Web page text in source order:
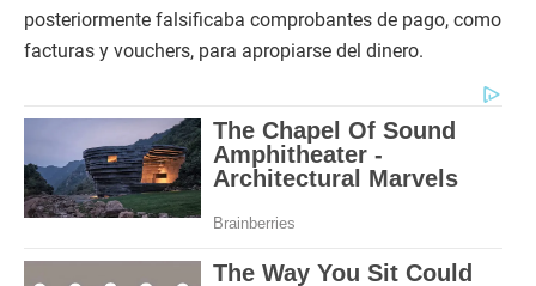
posteriormente falsificaba comprobantes de pago, como
facturas y vouchers, para apropiarse del dinero.